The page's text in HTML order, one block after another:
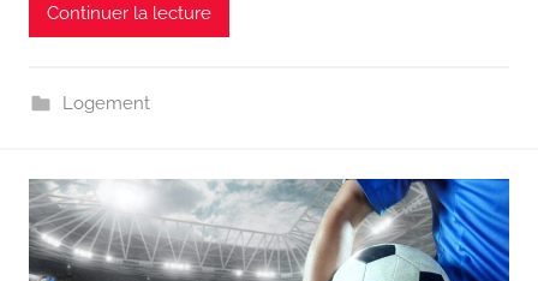
Continuer la lecture
Logement